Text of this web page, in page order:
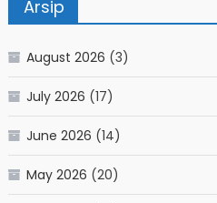
Arsip
August 2026 (3)
July 2026 (17)
June 2026 (14)
May 2026 (20)